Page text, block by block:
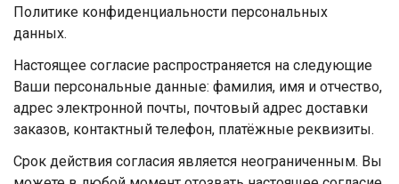
Политике конфиденциальности персональных
данных.
Настоящее согласие распространяется на следующие
Ваши персональные данные: фамилия, имя и отчество,
адрес электронной почты, почтовый адрес доставки
заказов, контактный телефон, платёжные реквизиты.
Срок действия согласия является неограниченным. Вы